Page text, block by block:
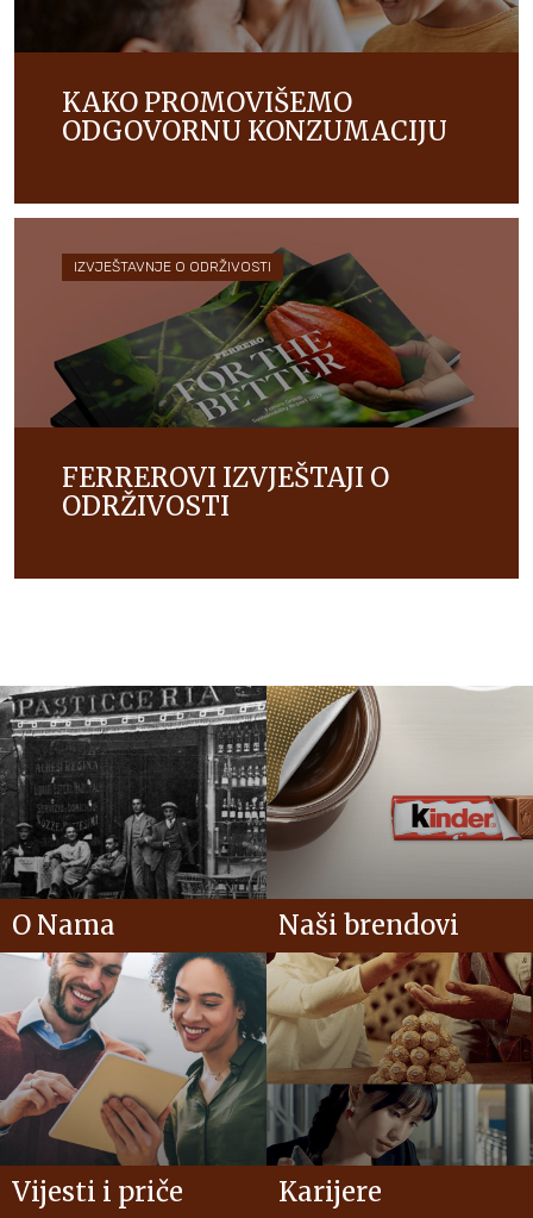
KAKO PROMOVIŠEMO
ODGOVORNU KONZUMACIJU
proizvodima koje kupuju i konzumiraju.
IZVJEŠTAVNJE O ODRŽIVOSTI
FERREROVI IZVJEŠTAJI O
ODRŽIVOSTI
O Nama Naši brendovi
Vijesti i priče Karijere